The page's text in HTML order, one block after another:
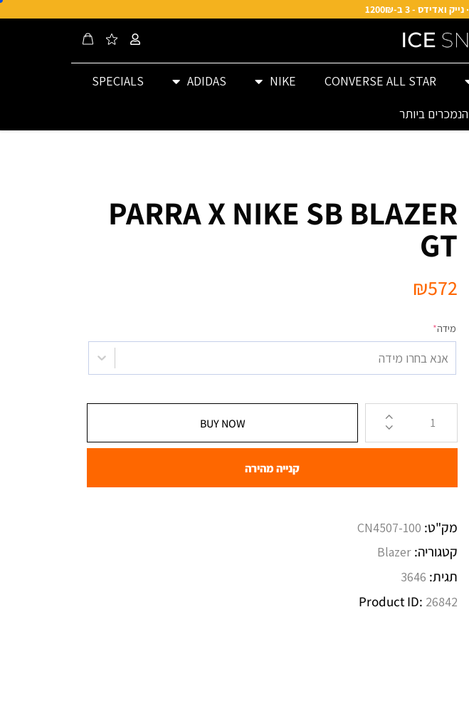
CONVERSE ALL STAR
NIKE
ADIDAS
SPECIALS
הנמכרים ביותר
PARRA X NIKE SB BLAZER
GT
₪572
מידה*
אנא בחרו מידה
BUY NOW
קנייה מהירה
מק"ט: CN4507-100
קטגוריה: Blazer
תגית: 3646
Product ID: 26842